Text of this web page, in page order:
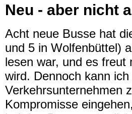
Neu - aber nicht
Acht neue Busse hat
und 5 in Wolfenbüttel)
lesen war, und es freut
wird. Dennoch kann
Verkehrsunternehmen
Kompromisse